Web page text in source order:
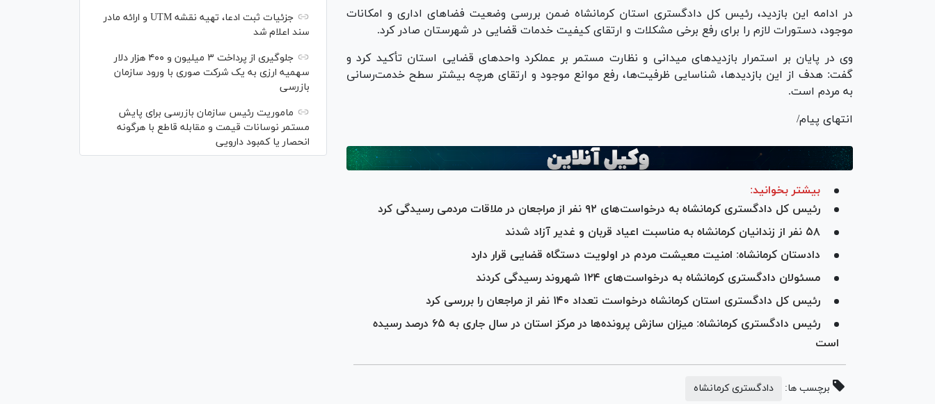
در ادامه این بازدید، رئیس کل دادگستری استان کرمانشاه ضمن بررسی وضعیت فضا‌های اداری و امکانات
موجود، دستورات لازم را برای رفع برخی مشکلات و ارتقای کیفیت خدمات قضایی در شهرستان صادر کرد.
وی در پایان بر استمرار بازدید‌های میدانی و نظارت مستمر بر عملکرد واحد‌های قضایی استان تأکید کرد و
گفت: هدف از این بازدیدها، شناسایی ظرفیت‌ها، رفع موانع موجود و ارتقای هرچه بیشتر سطح خدمت‌رسانی
به مردم است.
انتهای پیام/
بیشتر بخوانید:
رئیس کل دادگستری کرمانشاه به درخواست‌های ۹۲ نفر از مراجعان در ملاقات مردمی رسیدگی کرد
۵۸ نفر از زندانیان کرمانشاه به مناسبت اعیاد قربان و غدیر آزاد شدند
دادستان کرمانشاه: امنیت معیشت مردم در اولویت دستگاه قضایی قرار دارد
مسئولان دادگستری کرمانشاه به درخواست‌های ۱۲۴ شهروند رسیدگی کردند
رئیس کل دادگستری استان کرمانشاه درخواست تعداد ۱۴۰ نفر از مراجعان را بررسی کرد
رئیس دادگستری کرمانشاه: میزان سازش پرونده‌ها در مرکز استان در سال جاری به ۶۵ درصد رسیده
است
برچسب ها: دادگستری کرمانشاه
جزئیات ثبت ادعا، تهیه نقشه UTM و ارائه مادر
سند اعلام شد
جلوگیری از پرداخت ۳ میلیون و ۴۰۰ هزار دلار
سهمیه ارزی به یک شرکت صوری با ورود سازمان
بازرسی
ماموریت رئیس سازمان بازرسی برای پایش
مستمر نوسانات قیمت و مقابله قاطع با هرگونه
انحصار یا کمبود دارویی